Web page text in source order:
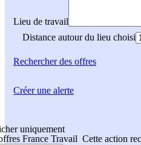
Lieu de travail
Distance autour du lieu choisi
Rechercherdes offres
uniquement
France Travail Cette action
Créer une alerte